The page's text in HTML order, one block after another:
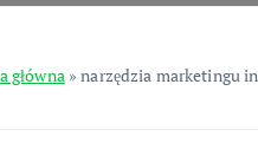
główna»narzędzia marketingu